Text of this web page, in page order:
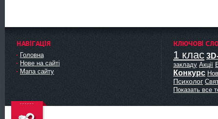
НАВІГАЦІЯ
Головна
Нове на сайті
Мапа сайту
КЛЮЧОВІ
1 клас
закладу Акції
Конкурс
Психолог
Показать все